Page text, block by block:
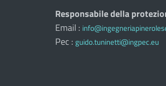
Responsabile della
Email :
Pec : guido.tuninetti@ingpec.eu